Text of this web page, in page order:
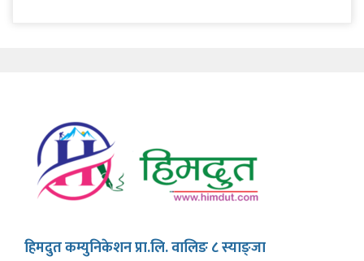
हिमदुत कम्युनिकेशन प्रा.लि. वालिङ ८ स्याङ्जा